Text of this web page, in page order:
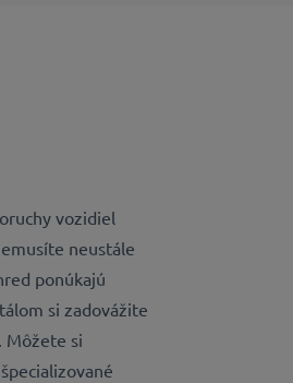
vozidiel
neustále
ponúkajú
si zadovážite
Môžete si